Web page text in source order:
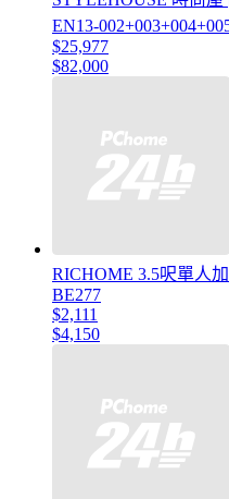
EN13-
$25,977
$82,000
RICHOME 3.5呎單人
BE277
$2,111
$4,150